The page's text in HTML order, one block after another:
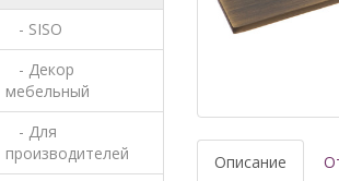
- SISO
- Декор
мебельный
- Для
производителей
Описание